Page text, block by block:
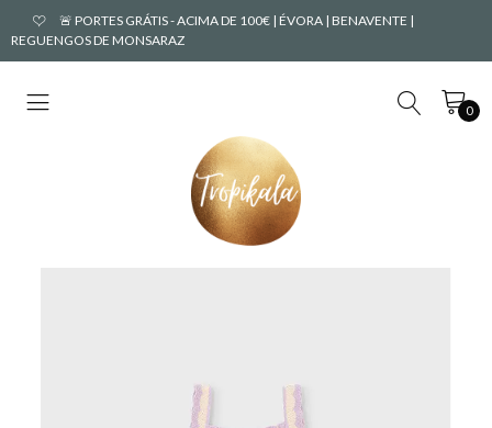
🚨 PORTES GRÁTIS - ACIMA DE 100€ | ÉVORA | BENAVENTE |
REGUENGOS DE MONSARAZ
0